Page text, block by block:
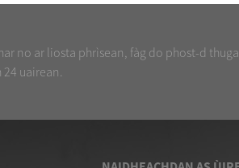
no ar liosta phrìsean, fàg do phost-d
uairean.